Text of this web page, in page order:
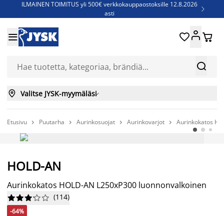
ILMAINEN TOIMITUS yli 500€ verkkokauppaostoksille 12.8.2026
asti

Jenkkisänkyjä - Säästä jopa 60%


 
 Valitse JYSK-myymäläsi
Etusivu  Puutarha  Aurinkosuojat  Aurinkovarjot  Aurinkokatos
Niin kauan kuin tavaraa riittää
HOLD-AN
Aurinkokatos HOLD-AN L250xP300 luonnonvalkoinen





 (114)
-64%